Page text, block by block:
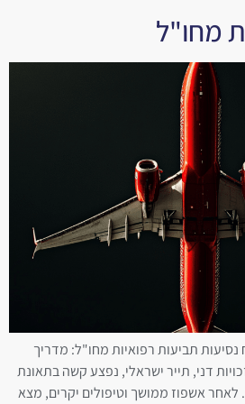
מחו"ל
ביטוח נסיעות תביעות רפואיות מחו"ל: מדריך
דני, תייר ישראלי, נפצע קשה בתאונת
לאחר אשפוז ממושך וטיפולים יקרים, מצא